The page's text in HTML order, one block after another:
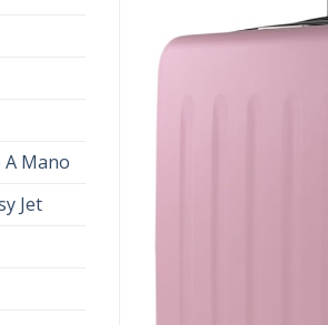
Mano
Jet